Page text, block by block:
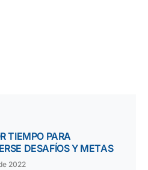
TIEMPO PARA
DESAFÍOS Y METAS
2022